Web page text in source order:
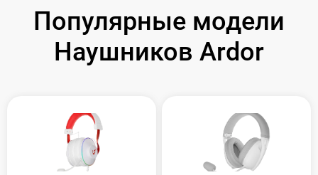
Популярные модели
Наушников Ardor